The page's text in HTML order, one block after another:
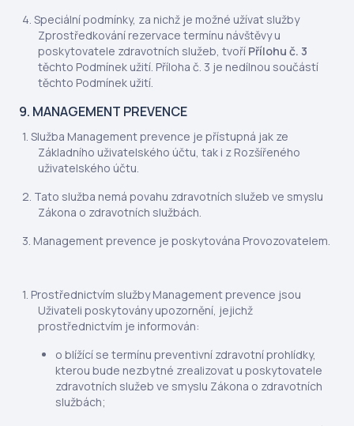
Speciální podmínky, za nichž je možné užívat služby
Zprostředkování rezervace termínu návštěvy u
poskytovatele zdravotních služeb, tvoří Přílohu č. 3
těchto Podmínek užití. Příloha č. 3 je nedílnou součástí
těchto Podmínek užití.
9. MANAGEMENT PREVENCE
Služba Management prevence je přístupná jak ze
Základního uživatelského účtu, tak i z Rozšířeného
uživatelského účtu.
Tato služba nemá povahu zdravotních služeb ve smyslu
Zákona o zdravotních službách.
Management prevence je poskytována Provozovatelem.
Prostřednictvím služby Management prevence jsou
Uživateli poskytovány upozornění, jejichž
prostřednictvím je informován:
o blížící se termínu preventivní zdravotní prohlídky,
kterou bude nezbytné zrealizovat u poskytovatele
zdravotních služeb ve smyslu Zákona o zdravotních
službách;